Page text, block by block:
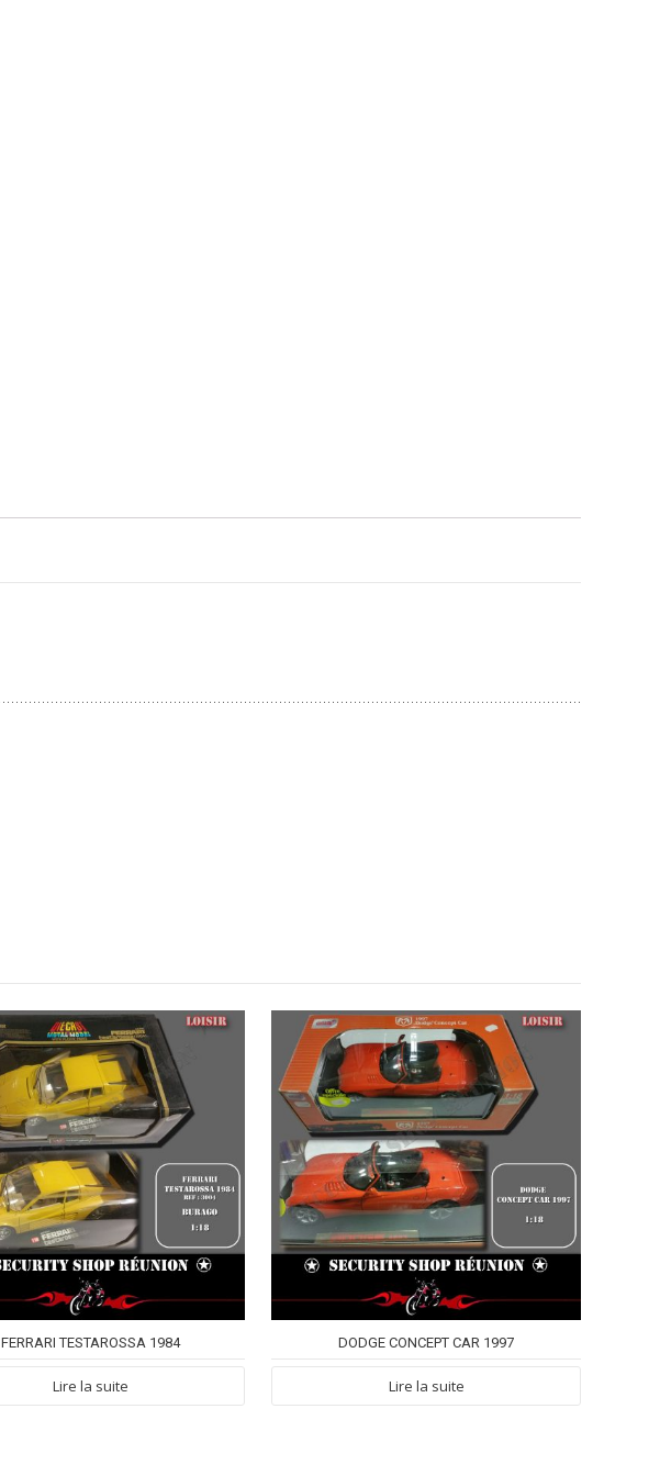
FERRARI TESTAROSSA 1984
Lire la suite
DODGE CONCEPT CAR 1997
Lire la suite